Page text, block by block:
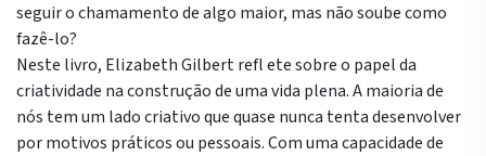
seguir o chamamento de algo maior, mas não soube como
fazê-lo?
Neste livro, Elizabeth Gilbert refl ete sobre o papel da
criatividade na construção de uma vida plena. A maioria de
nós tem um lado criativo que quase nunca tenta desenvolver
por motivos práticos ou pessoais. Com uma capacidade de